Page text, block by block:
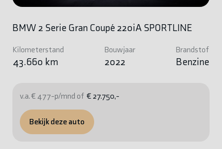
BMW 2 Serie Gran Coupé 220iA SPORTLINE
Kilometerstand
43.660 km
Bouwjaar
2022
Brandstof
Benzine
v.a. € 477-p/mnd of € 27.750,-
Bekijk deze auto